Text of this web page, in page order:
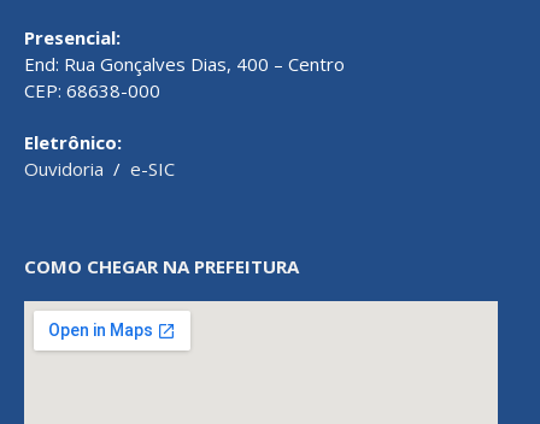
Presencial:
End: Rua Gonçalves Dias, 400 – Centro
CEP: 68638-000
Eletrônico:
Ouvidoria / e-SIC
COMO CHEGAR NA PREFEITURA